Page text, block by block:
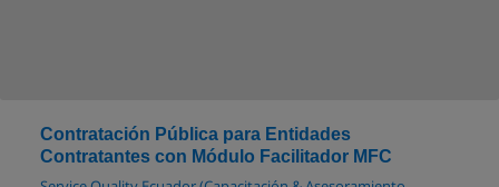
Contratación Pública para Entidades
Contratantes con Módulo Facilitador MFC